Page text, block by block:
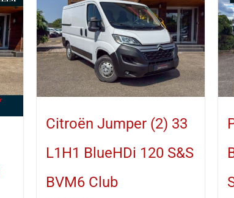
Citroën Jumper (2) 33
L1H1 BlueHDi 120 S&S
BVM6 Club